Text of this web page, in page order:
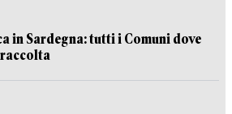
in Sardegna: tutti i Comuni dove
raccolta